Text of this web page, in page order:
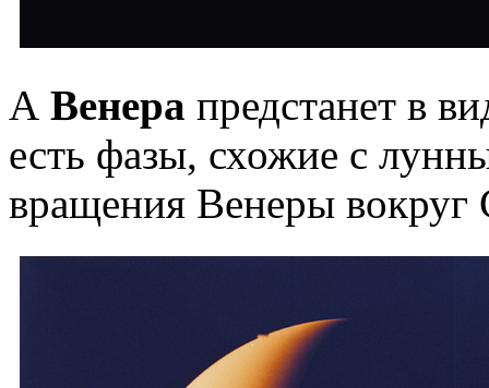
А Венера предстанет в
есть фазы, схожие с
вращения Венеры вокруг